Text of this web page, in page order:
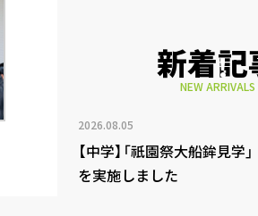
新着記
NEW ARRIVALS
2026.08.05
【中学】「祇園祭大船鉾見学」
を実施しました